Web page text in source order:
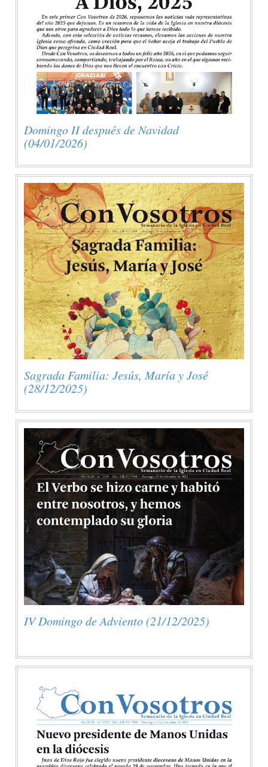
Domingo II después de Navidad
(04/01/2026)
Sagrada Familia: Jesús, María y José
(28/12/2025)
IV Domingo de Adviento (21/12/2025)